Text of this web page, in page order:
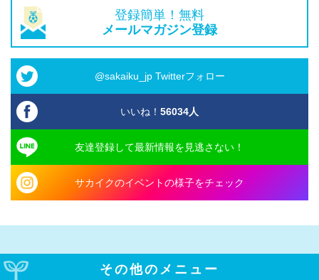
登録簡単！無料
メールマガジン登録
@sakaiku_jp Twitterフォロー
いいね！ 56034人
友達登録して最新情報を見逃さない！
サカイクのイベントの様子をチェック
その他のメニュー